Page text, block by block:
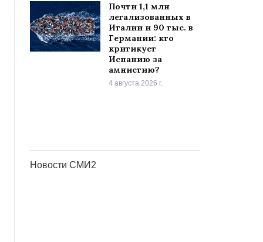
Почти 1,1 млн
легализованных в
Италии и 90 тыс. в
Германии: кто
критикует
Испанию за
амнистию?
4 августа 2026 г.